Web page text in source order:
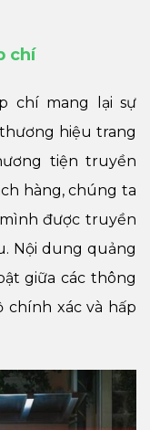
chí
chí mang lại sự
hiệu trang
tiện truyền
hàng, chúng ta
được truyền
Nội dung quảng
giữa các thông
chính xác và hấp